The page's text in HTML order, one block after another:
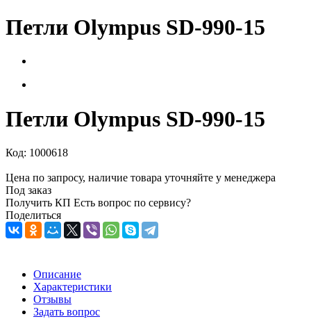
Петли Olympus SD-990-15
Петли Olympus SD-990-15
Код: 1000618
Цена по запросу, наличие товара уточняйте у менеджера
Под заказ
Получить КП Есть вопрос по сервису?
Поделиться
Описание
Характеристики
Отзывы
Задать вопрос